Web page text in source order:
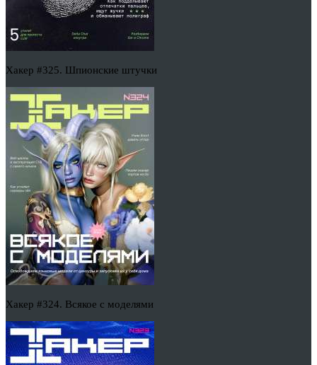
Хакер #325. Шпионские штучки
Хакер #324. Всякое с моделями